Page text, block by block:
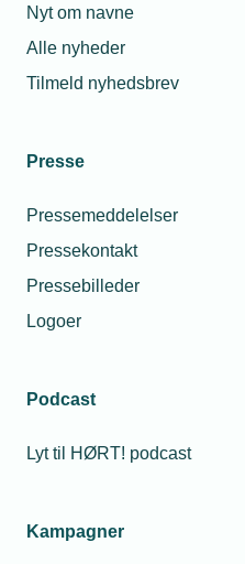
Nyt om navne
Alle nyheder
Tilmeld nyhedsbrev
Presse
Pressemeddelelser
Pressekontakt
Pressebilleder
Logoer
Podcast
Lyt til HØRT! podcast
Kampagner